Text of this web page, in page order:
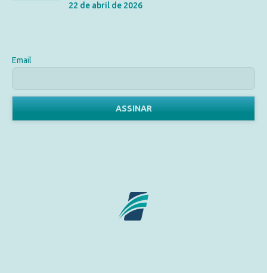
22 de abril de 2026
Email